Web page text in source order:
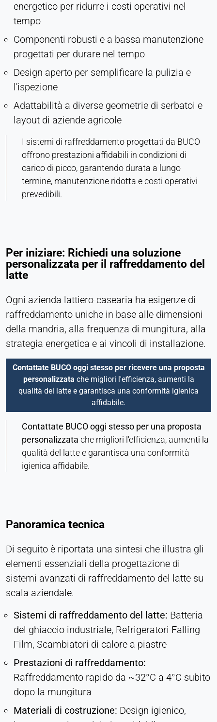
energetico per ridurre i costi operativi nel
tempo
Componenti robusti e a bassa manutenzione
progettati per durare nel tempo
Design aperto per semplificare la pulizia e
l'ispezione
Adattabilità a diverse geometrie di serbatoi e
layout di aziende agricole
I sistemi di raffreddamento progettati da BUCO
offrono prestazioni affidabili in condizioni di
carico di picco, garantendo durata a lungo
termine, manutenzione ridotta e costi operativi
prevedibili.
Per iniziare: Richiedi una soluzione
personalizzata per il raffreddamento del
latte
Ogni azienda lattiero-casearia ha esigenze di
raffreddamento uniche in base alle dimensioni
della mandria, alla frequenza di mungitura, alla
strategia energetica e ai vincoli di installazione.
Contattate BUCO oggi stesso per ricevere una proposta
personalizzata che migliori l'efficienza, aumenti la
qualità del latte e garantisca una conformità igienica
affidabile.
Contattate BUCO oggi stesso per una proposta
personalizzata che migliori l'efficienza, aumenti la
qualità del latte e garantisca una conformità
igienica affidabile.
Panoramica tecnica
Di seguito è riportata una sintesi che illustra gli
elementi essenziali della progettazione di
sistemi avanzati di raffreddamento del latte su
scala aziendale.
Sistemi di raffreddamento del latte: Batteria
del ghiaccio industriale, Refrigeratori Falling
Film, Scambiatori di calore a piastre
Prestazioni di raffreddamento:
Raffreddamento rapido da ~32°C a 4°C subito
dopo la mungitura
Materiali di costruzione: Design igienico,